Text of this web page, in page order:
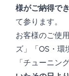
様がご納得で
て参ります。
お客様のご使
ズ」「OS・環
「チューニン